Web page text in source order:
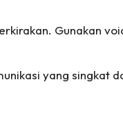
Gunakan
yang singkat